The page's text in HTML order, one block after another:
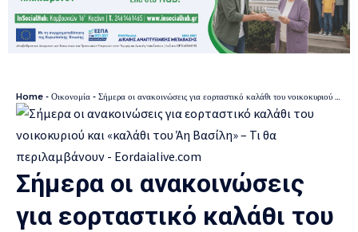
Home - Οικονομία - Σήμερα οι ανακοινώσεις για εορταστικό καλάθι του νοικοκυριού και «καλάθι του Άη Βασίλη» – Τι θα περιλαμβάνουν
Σήμερα οι ανακοινώσεις
για εορταστικό καλάθι του